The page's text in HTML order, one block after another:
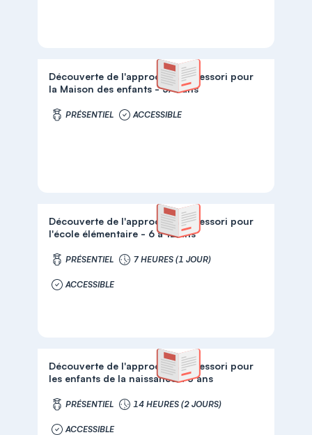
Découverte de l'approche Montessori pour
la Maison des enfants - 3/6 ans
PRÉSENTIEL ACCESSIBLE
Découverte de l'approche Montessori pour
l'école élémentaire - 6 à 12 ans
PRÉSENTIEL 7 HEURES (1 JOUR)
ACCESSIBLE
Découverte de l'approche Montessori pour
les enfants de la naissance à 3 ans
PRÉSENTIEL 14 HEURES (2 JOURS)
ACCESSIBLE